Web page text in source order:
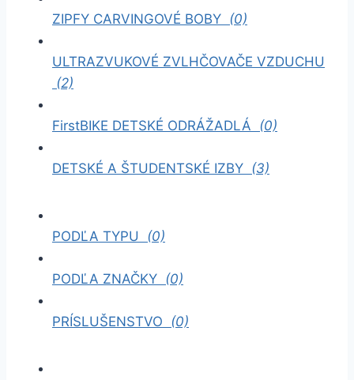
ZIPFY CARVINGOVÉ BOBY (0)
ULTRAZVUKOVÉ ZVLHČOVAČE VZDUCHU
(2)
FirstBIKE DETSKÉ ODRÁŽADLÁ (0)
DETSKÉ A ŠTUDENTSKÉ IZBY (3)
PODĽA TYPU (0)
PODĽA ZNAČKY (0)
PRÍSLUŠENSTVO (0)